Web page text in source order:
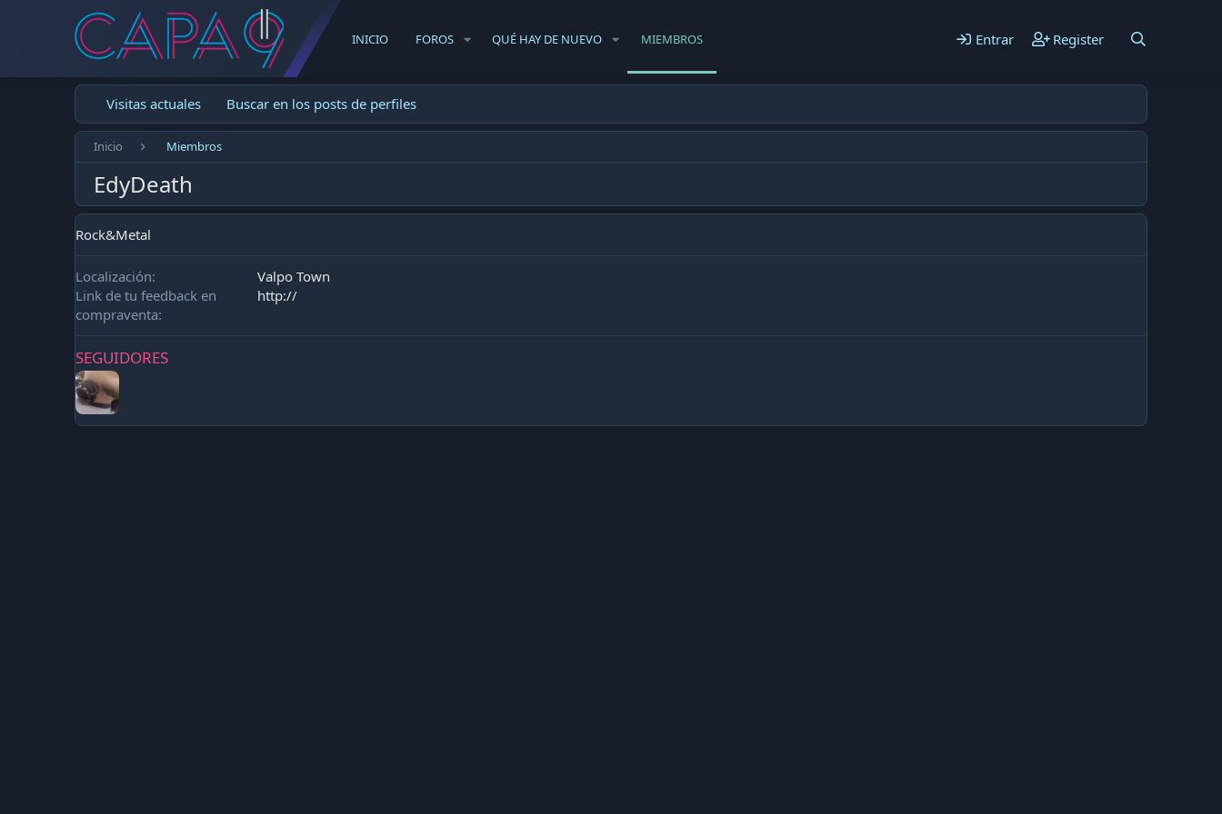
INICIO FOROS QUÉ HAY DE NUEVO MIEMBROS Entrar Register
Visitas actuales Buscar en los posts de perfiles
Inicio Miembros
EdyDeath
Rock&Metal
Localización
Valpo Town
Link de tu feedback en
compraventa
http://
SEGUIDORES